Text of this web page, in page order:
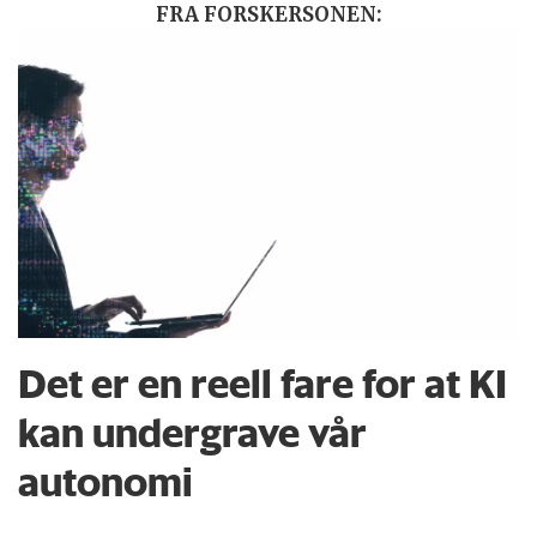
FRA FORSKERSONEN:
Det er en reell fare for at KI
kan undergrave vår
autonomi